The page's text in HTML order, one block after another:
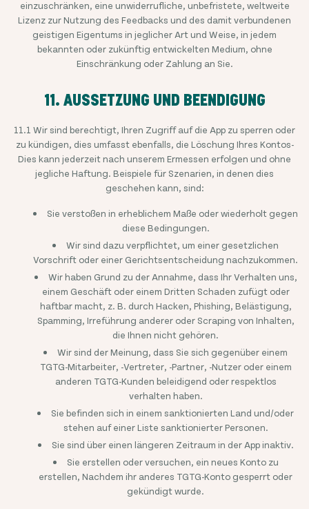
einzuschränken, eine unwiderrufliche, unbefristete, weltweite
Lizenz zur Nutzung des Feedbacks und des damit verbundenen
geistigen Eigentums in jeglicher Art und Weise, in jedem
bekannten oder zukünftig entwickelten Medium, ohne
Einschränkung oder Zahlung an Sie.
11. AUSSETZUNG UND BEENDIGUNG
11.1 Wir sind berechtigt, Ihren Zugriff auf die App zu sperren oder
zu kündigen, dies umfasst ebenfalls, die Löschung Ihres Kontos-
Dies kann jederzeit nach unserem Ermessen erfolgen und ohne
jegliche Haftung. Beispiele für Szenarien, in denen dies
geschehen kann, sind:
Sie verstoßen in erheblichem Maße oder wiederholt gegen
diese Bedingungen.
Wir sind dazu verpflichtet, um einer gesetzlichen
Vorschrift oder einer Gerichtsentscheidung nachzukommen.
Wir haben Grund zu der Annahme, dass Ihr Verhalten uns,
einem Geschäft oder einem Dritten Schaden zufügt oder
haftbar macht, z. B. durch Hacken, Phishing, Belästigung,
Spamming, Irreführung anderer oder Scraping von Inhalten,
die Ihnen nicht gehören.
Wir sind der Meinung, dass Sie sich gegenüber einem
TGTG-Mitarbeiter, -Vertreter, -Partner, -Nutzer oder einem
anderen TGTG-Kunden beleidigend oder respektlos
verhalten haben.
Sie befinden sich in einem sanktionierten Land und/oder
stehen auf einer Liste sanktionierter Personen.
Sie sind über einen längeren Zeitraum in der App inaktiv.
Sie erstellen oder versuchen, ein neues Konto zu
erstellen, Nachdem ihr anderes TGTG-Konto gesperrt oder
gekündigt wurde.